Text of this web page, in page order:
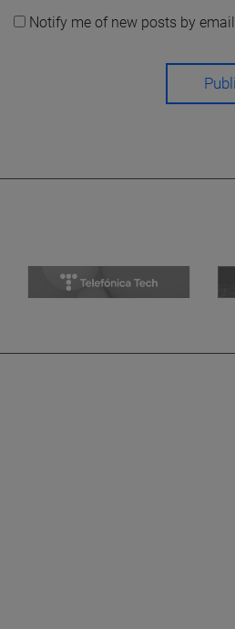
Notify me of new posts by email.